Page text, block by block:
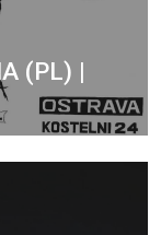
(PL) |